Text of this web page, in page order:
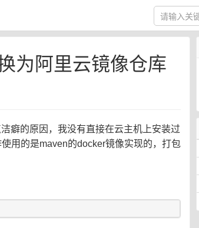
为阿里云镜像仓库
癖的原因，我没有直接在云主机上安装过
用的是maven的docker镜像实现的，打包